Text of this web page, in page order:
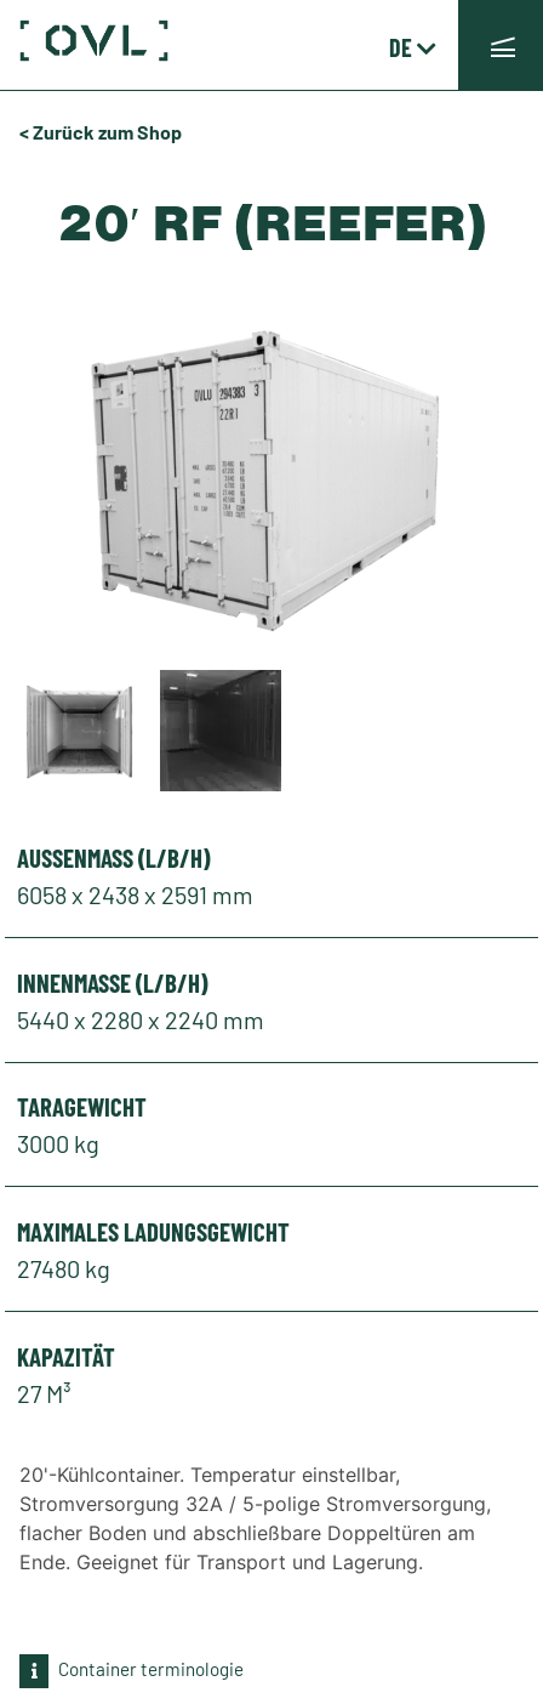
DE
< Zurück zum Shop
20′ RF (REEFER)
AUSSENMASS (L/B/H)
6058 x 2438 x 2591 mm
INNENMASSE (L/B/H)
5440 x 2280 x 2240 mm
TARAGEWICHT
3000 kg
MAXIMALES LADUNGSGEWICHT
27480 kg
KAPAZITÄT
27 M³
20'-Kühlcontainer. Temperatur einstellbar,
Stromversorgung 32A / 5-polige Stromversorgung,
flacher Boden und abschließbare Doppeltüren am
Ende. Geeignet für Transport und Lagerung.
Container terminologie